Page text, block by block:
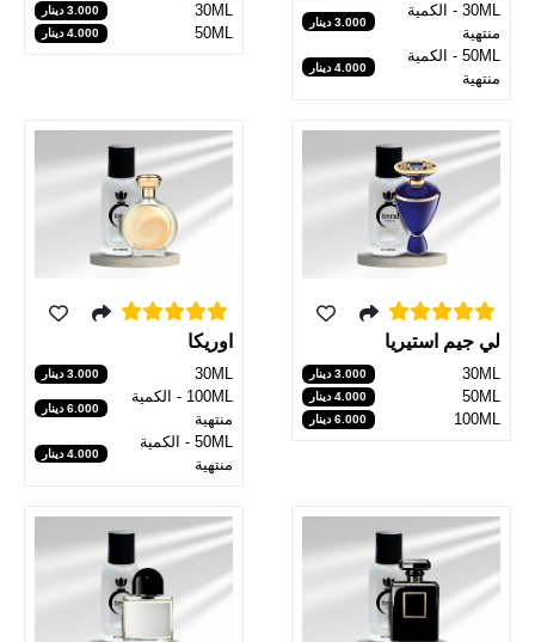
30ML - الكمية
منتهية
3.000 دينار
50ML - الكمية
منتهية
4.000 دينار
30ML 3.000 دينار
50ML 4.000 دينار
لي جيم استيريا
30ML 3.000 دينار
50ML 4.000 دينار
100ML 6.000 دينار
اوريكا
30ML 3.000 دينار
100ML - الكمية
منتهية
6.000 دينار
50ML - الكمية
منتهية
4.000 دينار